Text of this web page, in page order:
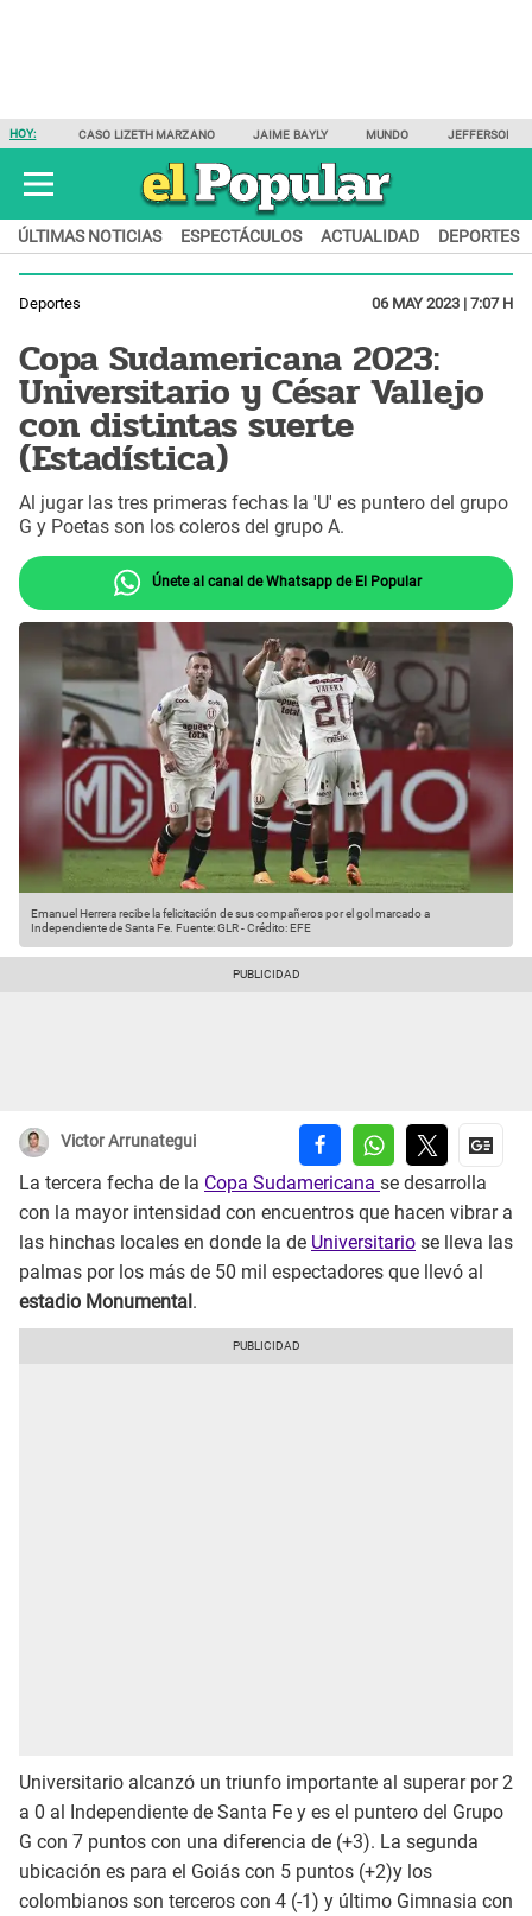
HOY: CASO LIZETH MARZANO JAIME BAYLY MUNDO JEFFERSON
ÚLTIMAS NOTICIAS ESPECTÁCULOS ACTUALIDAD DEPORTES
Deportes 06 MAY 2023 | 7:07 H
Copa Sudamericana 2023:
Universitario y César Vallejo
con distintas suerte
(Estadística)
Al jugar las tres primeras fechas la 'U' es puntero del grupo
G y Poetas son los coleros del grupo A.
Únete al canal de Whatsapp de El Popular
Emanuel Herrera recibe la felicitación de sus compañeros por el gol marcado a
Independiente de Santa Fe. Fuente: GLR-Crédito: EFE
Victor Arrunategui
La tercera fecha de la Copa Sudamericana se desarrolla
con la mayor intensidad con encuentros que hacen vibrar a
las hinchas locales en donde la de Universitario se lleva las
palmas por los más de 50 mil espectadores que llevó al
estadio Monumental .
Universitario alcanzó un triunfo importante al superar por 2
a 0 al Independiente de Santa Fe y es el puntero del Grupo
G con 7 puntos con una diferencia de (+3). La segunda
ubicación es para el Goiás con 5 puntos (+2)y los
colombianos son terceros con 4 (-1) y último Gimnasia con